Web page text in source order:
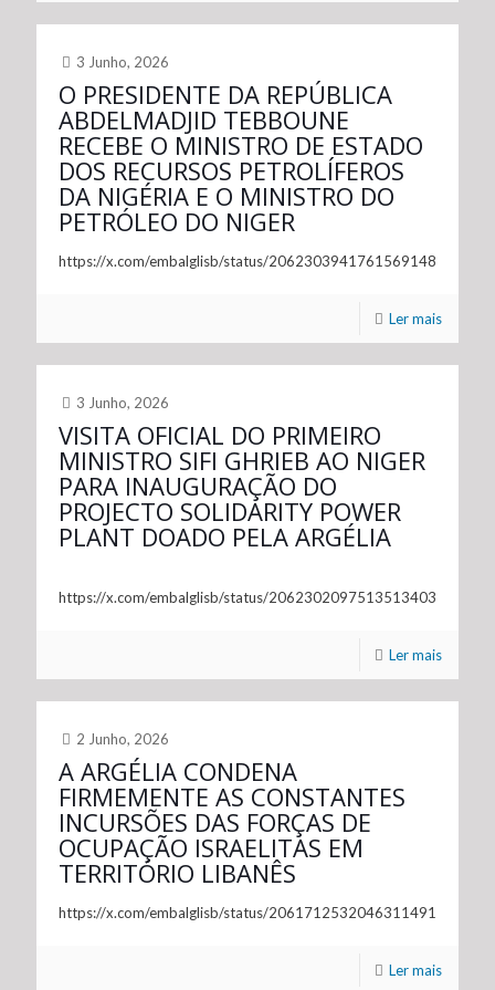
3 Junho, 2026
O PRESIDENTE DA REPÚBLICA
ABDELMADJID TEBBOUNE
RECEBE O MINISTRO DE ESTADO
DOS RECURSOS PETROLÍFEROS
DA NIGÉRIA E O MINISTRO DO
PETRÓLEO DO NIGER
https://x.com/embalglisb/status/2062303941761569148
Ler mais
3 Junho, 2026
VISITA OFICIAL DO PRIMEIRO
MINISTRO SIFI GHRIEB AO NIGER
PARA INAUGURAÇÃO DO
PROJECTO SOLIDARITY POWER
PLANT DOADO PELA ARGÉLIA
https://x.com/embalglisb/status/2062302097513513403
Ler mais
2 Junho, 2026
A ARGÉLIA CONDENA
FIRMEMENTE AS CONSTANTES
INCURSÕES DAS FORÇAS DE
OCUPAÇÃO ISRAELITAS EM
TERRITÓRIO LIBANÊS
https://x.com/embalglisb/status/2061712532046311491
Ler mais